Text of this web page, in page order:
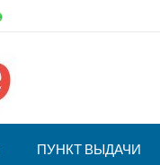
ПУНКТ ВЫДАЧИ